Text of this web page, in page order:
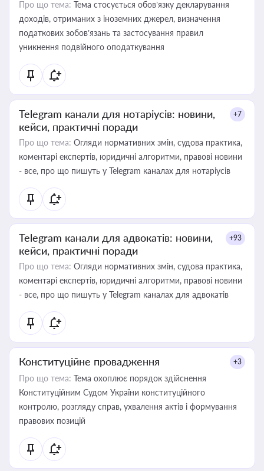
Про що тема: Тема стосується обов’язку декларування
доходів, отриманих з іноземних джерел, визначення
податкових зобов’язань та застосування правил
уникнення подвійного оподаткування
Telegram канали для нотаріусів: новини,
кейси, практичні поради
+7
Про що тема: Огляди нормативних змін, судова практика,
коментарі експертів, юридичні алгоритми, правові новини
- все, про що пишуть у Telegram каналах для нотаріусів
Telegram канали для адвокатів: новини,
кейси, практичні поради
+93
Про що тема: Огляди нормативних змін, судова практика,
коментарі експертів, юридичні алгоритми, правові новини
- все, про що пишуть у Telegram каналах для адвокатів
Конституційне провадження +3
Про що тема: Тема охоплює порядок здійснення
Конституційним Судом України конституційного
контролю, розгляду справ, ухвалення актів і формування
правових позицій